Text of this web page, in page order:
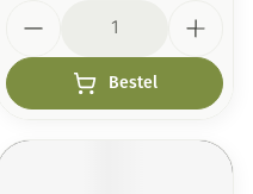
Bestel